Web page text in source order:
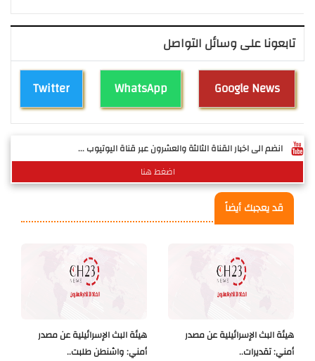
تابعونا على وسائل التواصل
Twitter WhatsApp Google News
انضم الى اخبار القناة الثالثة والعشرون عبر قناة اليوتيوب ...
اضغط هنا
قد يعجبك أيضاً
هيئة البث الإسرائيلية عن مصدر
أمني: واشنطن طلبت..
هيئة البث الإسرائيلية عن مصدر
أمني: تقديرات..